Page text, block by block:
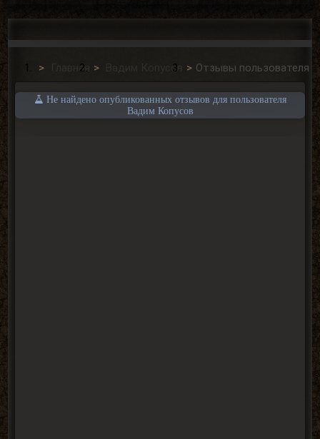
Главная Вадим Копусов Отзывы пользователя
Не найдено опубликованных отзывов для пользователя
Вадим Копусов